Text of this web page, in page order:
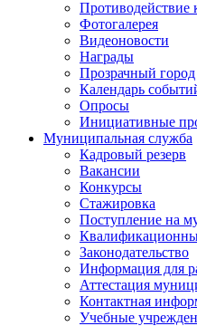
Противодействие
Фотогалерея
Видеоновости
Награды
Прозрачный город
Календарь
Опросы
Инициативные
Муниципальная служба
Кадровый резерв
Вакансии
Конкурсы
Стажировка
Поступление на
Законодательство
Информация для
Аттестация
Контактная
Учебные